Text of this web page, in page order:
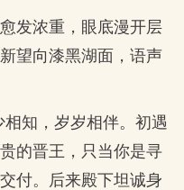
发浓重，眼底漫开层
望向漆黑湖面，语声
知，岁岁相伴。初遇
的晋王，只当你是寻
付。后来殿下坦诚身